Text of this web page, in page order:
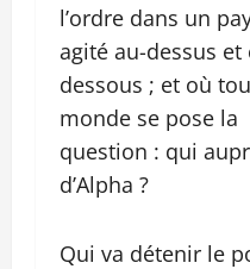
l’ordre dans un
agité au-dessus et
dessous ; et où
monde se pose la
question : qui
d’Alpha ?
Qui va détenir le